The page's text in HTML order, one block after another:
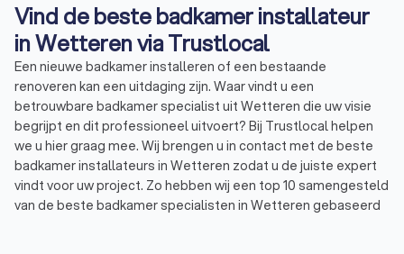
Vind de beste badkamer installateur
in Wetteren via Trustlocal
Een nieuwe badkamer installeren of een bestaande
renoveren kan een uitdaging zijn. Waar vindt u een
betrouwbare badkamer specialist uit Wetteren die uw visie
begrijpt en dit professioneel uitvoert? Bij Trustlocal helpen
we u hier graag mee. Wij brengen u in contact met de beste
badkamer installateurs in Wetteren zodat u de juiste expert
vindt voor uw project. Zo hebben wij een top 10 samengesteld
van de beste badkamer specialisten in Wetteren gebaseerd